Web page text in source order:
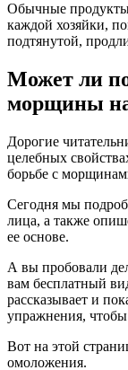
Обычные продукты
каждой хозяйки,
подтянутой,
Может ли
морщины
Дорогие
целебных
борьбе с
Сегодня мы
лица, а также
ее основе.
А вы пробовали
вам бесплатный
рассказывает и
упражнения,
Вот на этой
омоложения.